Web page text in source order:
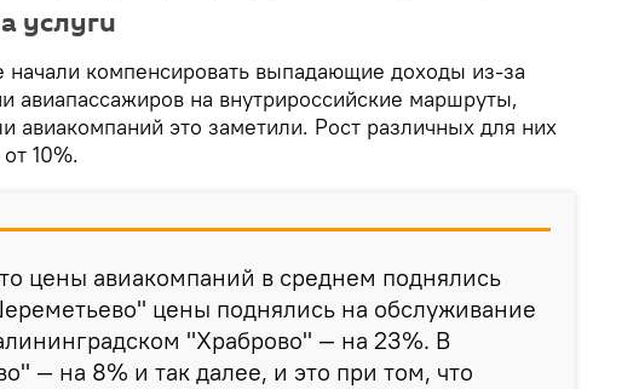
услуги
компенсировать выпадающие доходы из-за
авиапассажиров на внутрироссийские маршруты,
авиакомпаний это заметили. Рост различных для них
10%.
цены авиакомпаний в среднем поднялись
цены поднялись на обслуживание
"Храброво" — на 23%. В
— на 8% и так далее, и это при том, что